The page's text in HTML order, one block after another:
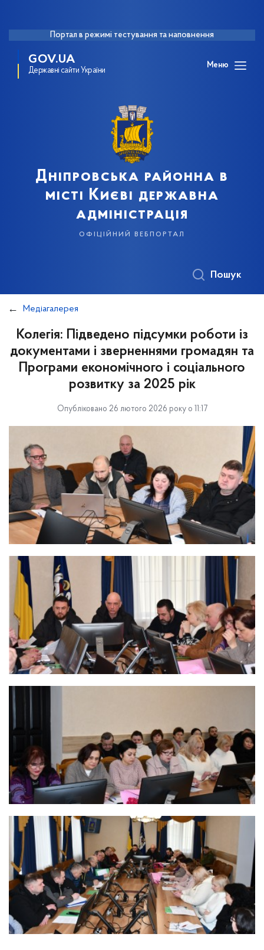
Портал в режимі тестування та наповнення
GOV.UA
Державні сайти України
Меню
Дніпровська районна в
місті Києві державна
адміністрація
офіційний вебпортал
Пошук
Медіагалерея
Колегія: Підведено підсумки роботи із
документами і зверненнями громадян та
Програми економічного і соціального
розвитку за 2025 рік
Опубліковано 26 лютого 2026 року о 11:17